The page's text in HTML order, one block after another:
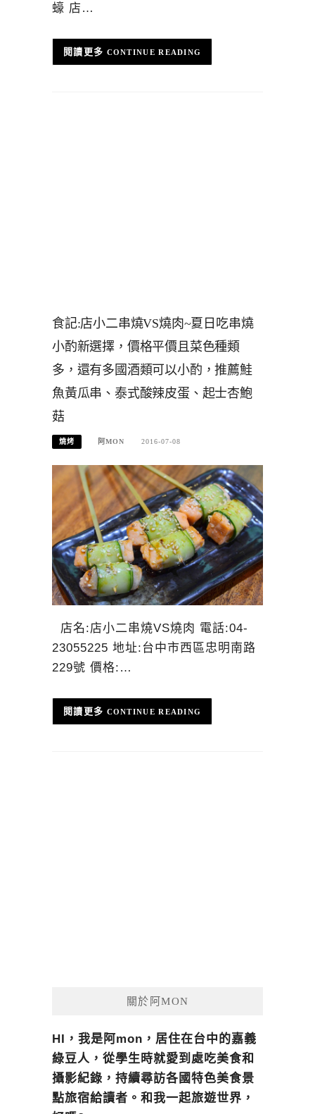
蠔 店…
CONTINUE READING
食記:店小二串燒VS燒肉~夏日吃串燒
小酌新選擇，價格平價且菜色種類
多，還有多國酒類可以小酌，推薦鮭
魚黃瓜串、泰式酸辣皮蛋、起士杏鮑
菇
燒烤 阿MON 2016-07-08
店名:店小二串燒VS燒肉 電話:04-
23055225 地址:台中市西區忠明南路
229號 價格:…
CONTINUE READING
關於阿MON
HI，我是阿mon，居住在台中的嘉義
綠豆人，從學生時就愛到處吃美食和
攝影紀錄，持續尋訪各國特色美食景
點旅宿給讀者。和我一起旅遊世界，